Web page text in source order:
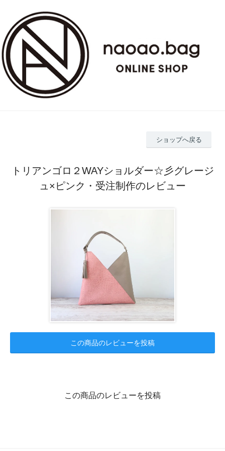
ショップへ戻る
トリアンゴロ２WAYショルダー☆彡グレージ
ュ×ピンク・受注制作のレビュー
この商品のレビューを投稿
この商品のレビューを投稿